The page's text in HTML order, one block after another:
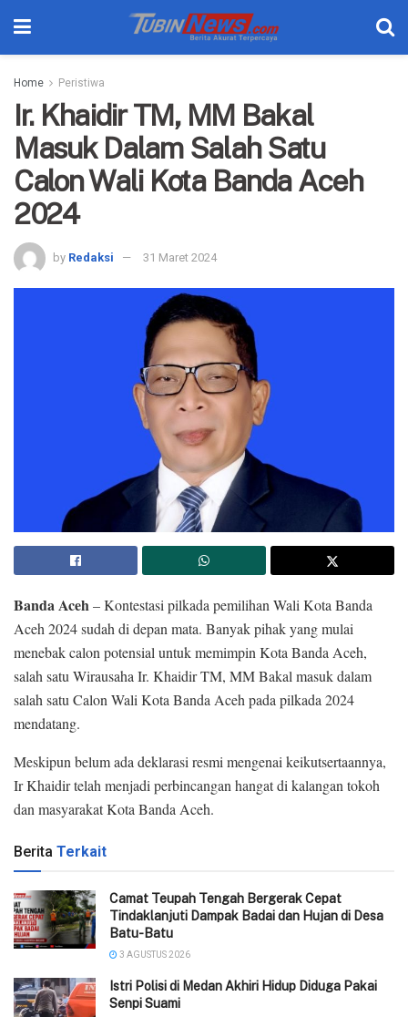
Home Peristiwa
Ir. Khaidir TM, MM Bakal
Masuk Dalam Salah Satu
Calon Wali Kota Banda Aceh
2024
by Redaksi 31 Maret 2024
Banda Aceh– Kontestasi pilkada pemilihan Wali Kota Banda
Aceh 2024 sudah di depan mata. Banyak pihak yang mulai
menebak calon potensial untuk memimpin Kota Banda Aceh,
salah satu Wirausaha Ir. Khaidir TM, MM Bakal masuk dalam
salah satu Calon Wali Kota Banda Aceh pada pilkada 2024
mendatang.
Meskipun belum ada deklarasi resmi mengenai keikutsertaannya,
Ir Khaidir telah menjadi perbincangan hangat di kalangan tokoh
dan masyarakat Kota Banda Aceh.
Berita Terkait
Camat Teupah Tengah Bergerak Cepat
Tindaklanjuti Dampak Badai dan Hujan di Desa
Batu-Batu
3 AGUSTUS 2026
‎Istri Polisi di Medan Akhiri Hidup Diduga Pakai
Senpi Suami